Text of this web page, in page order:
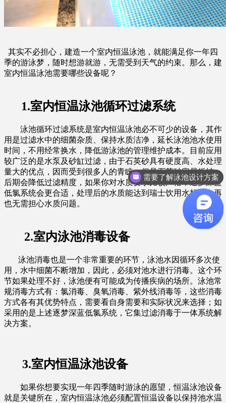
其实不必担心，建造一个室内恒温泳池，就能满足你一年四
季的游泳梦，随时想游就游，无需受到天气的约束。那么，建
室内恒温泳池需要哪些设备呢？
1.室内恒温泳池循环过滤系统
泳池循环过滤系统是室内恒温泳池必不可少的设备，其作
用是过滤水中的细菌杂质、保持水质洁净，延长泳池池水使用
时间，不用经常换水，降低游泳池的管理维护成本。目前应用
较广泛的是水泵及砂缸过滤，由于石英砂具有硬度高、水处理
量大的优点，因而受到很多人的青睐，但是石英砂容易板结，
后期会降低过滤精度，如果你对水质要求比较严格，逐梦深蓝
低氯系统会更合适，处理后的水质能达到瑞士饮用水标准，再
也无需担心水质问题。
2.室内泳池消毒设备
泳池消毒也是一个非常重要的环节，泳池水因循环多次使
用，水中细菌不断增加，因此，必须对池水进行消毒。这个环
节如果处理不好，泳池便有可能成为传播疾病的场所。泳池常
规消毒方式有：氯消毒、臭氧消毒、紫外线消毒等，这些消毒
方式各有其优势特点，需要看自身需要和实际状况来选择；如
采用的是上述逐梦深蓝低氯系统，它集过滤消毒于一体系统解
决方案。
3.室内恒温泳池设备
如果你想要实现一年四季随时游泳的愿望，恒温泳池设备
就是关键所在，室内恒温泳池必须配置恒温设备以保持池水温
需要了解泳池设计方案